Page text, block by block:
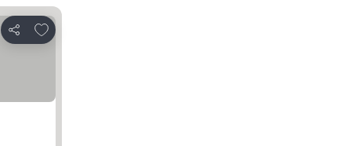
Condividi
Aggiungi ai preferiti